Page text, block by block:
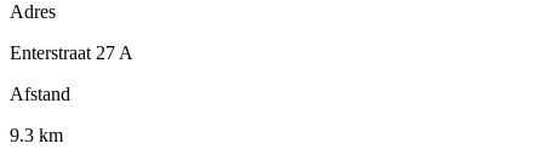
Adres
Enterstraat 27 A
Afstand
9.3 km